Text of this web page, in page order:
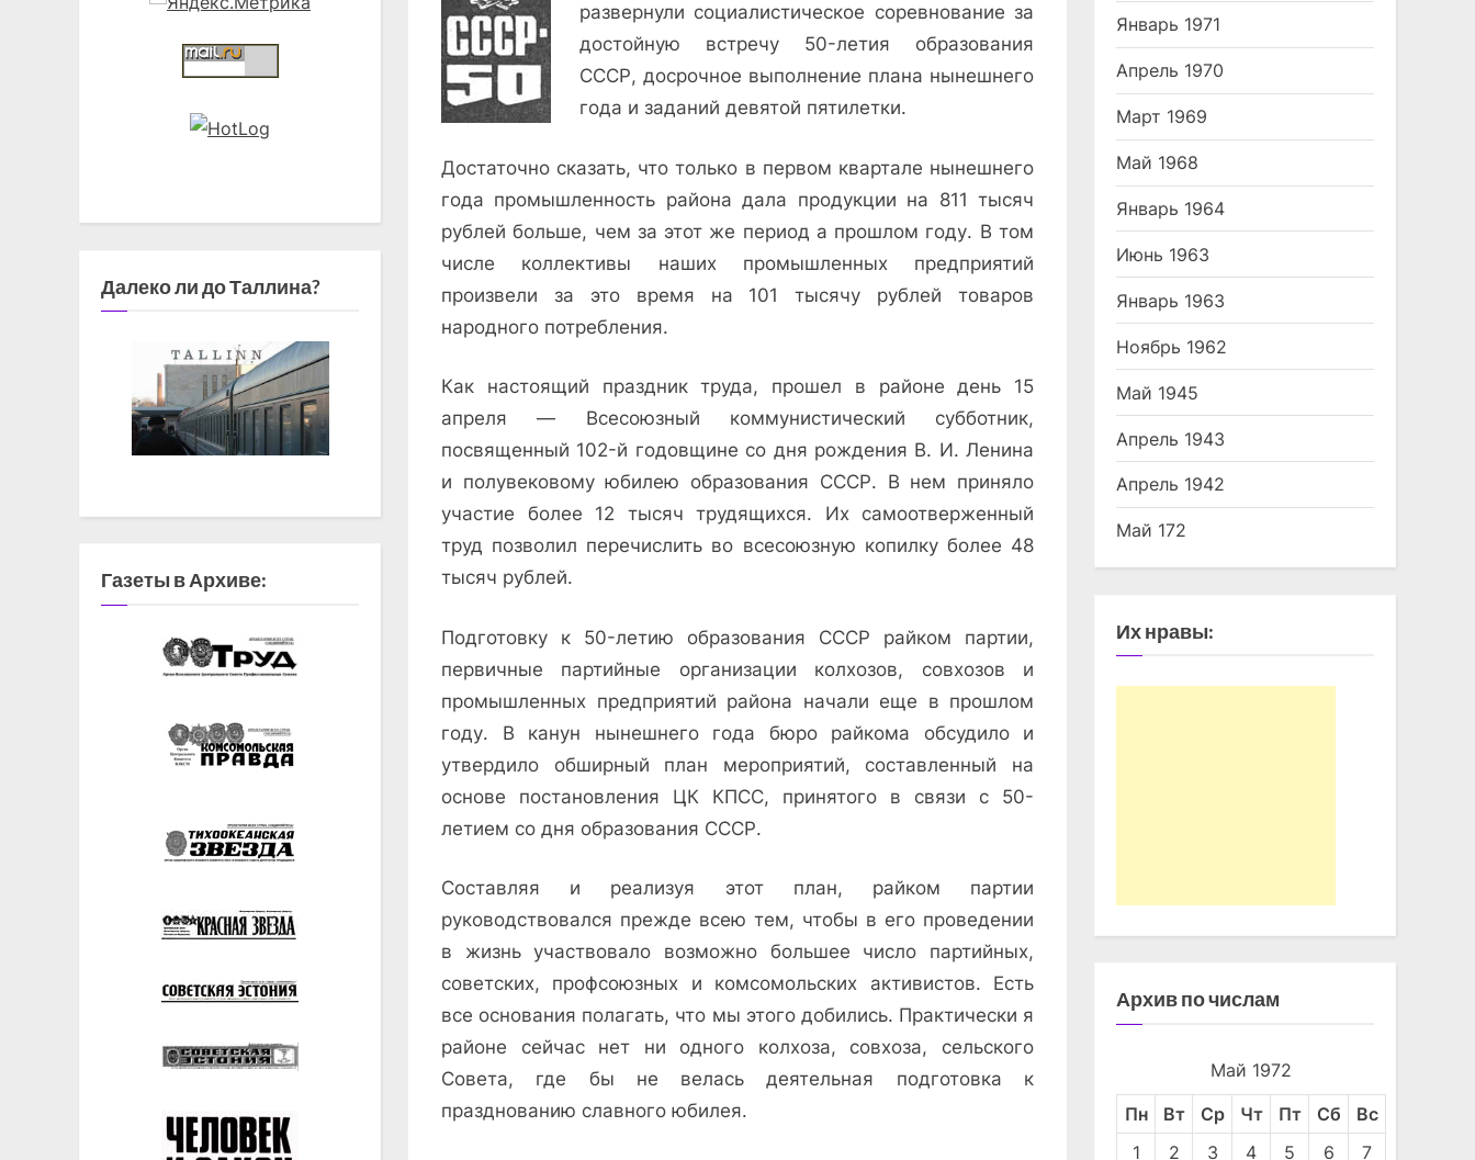
развернули социалистическое соревнование за
достойную встречу 50-летия образования
СССР, досрочное выполнение плана нынешнего
года и заданий девятой пятилетки.
Достаточно сказать, что только в первом квартале нынешнего
года промышленность района дала продукции на 811 тысяч
рублей больше, чем за этот же период а прошлом году. В том
числе коллективы наших промышленных предприятий
произвели за это время на 101 тысячу рублей товаров
народного потребления.
Как настоящий праздник труда, прошел в районе день 15
апреля — Всесоюзный коммунистический субботник,
посвященный 102-й годовщине со дня рождения В. И. Ленина
и полувековому юбилею образования СССР. В нем приняло
участие более 12 тысяч трудящихся. Их самоотверженный
труд позволил перечислить во всесоюзную копилку более 48
тысяч рублей.
Подготовку к 50-летию образования СССР райком партии,
первичные партийные организации колхозов, совхозов и
промышленных предприятий района начали еще в прошлом
году. В канун нынешнего года бюро райкома обсудило и
утвердило обширный план мероприятий, составленный на
основе постановления ЦК КПСС, принятого в связи с 50-
летием со дня образования СССР.
Составляя и реализуя этот план, райком партии
руководствовался прежде всею тем, чтобы в его проведении
в жизнь участвовало возможно большее число партийных,
советских, профсоюзных и комсомольских активистов. Есть
все основания полагать, что мы этого добились. Практически я
районе сейчас нет ни одного колхоза, совхоза, сельского
Совета, где бы не велась деятельная подготовка к
празднованию славного юбилея.
Далеко ли до Таллина?
Газеты в Архиве:
Январь 1971
Апрель 1970
Март 1969
Май 1968
Январь 1964
Июнь 1963
Январь 1963
Ноябрь 1962
Май 1945
Апрель 1943
Апрель 1942
Май 172
Их нравы:
Архив по числам
Май 1972
Пн Вт Ср Чт Пт Сб
Вс
1
2 3 4 5 6
7